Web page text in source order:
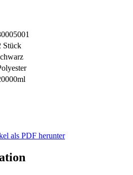
Stück
als PDF herunter